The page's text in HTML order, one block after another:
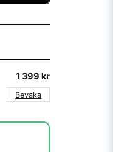
1 399 kr
Bevaka